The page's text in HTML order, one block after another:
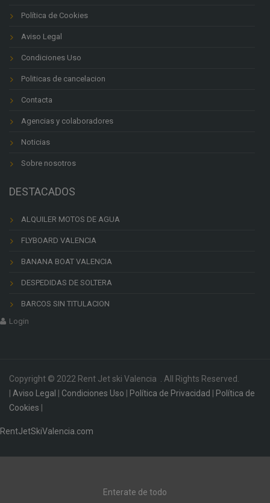
Política de Cookies
Aviso Legal
Condiciones Uso
Politicas de cancelacion
Contacta
Agencias y colaboradores
Noticias
Sobre nosotros
DESTACADOS
ALQUILER MOTOS DE AGUA
FLYBOARD VALENCIA
BANANA BOAT VALENCIA
DESPEDIDAS DE SOLTERA
BARCOS SIN TITULACION
Login
Copyright © 2022 Rent Jet ski Valencia . All Rights Reserved.
| Aviso Legal | Condiciones Uso | Política de Privacidad | Política de
Cookies |
RentJetSkiValencia.com
Enterate de todo